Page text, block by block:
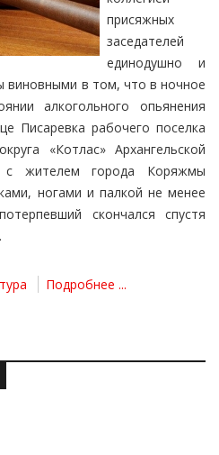
присяжных
заседателей
единодушно и
виновными в том, что в ночное
алкогольного опьянения
Писаревка рабочего поселка
«Котлас» Архангельской
жителем города Коряжмы
ногами и палкой не менее
скончался спустя
Подробнее ...